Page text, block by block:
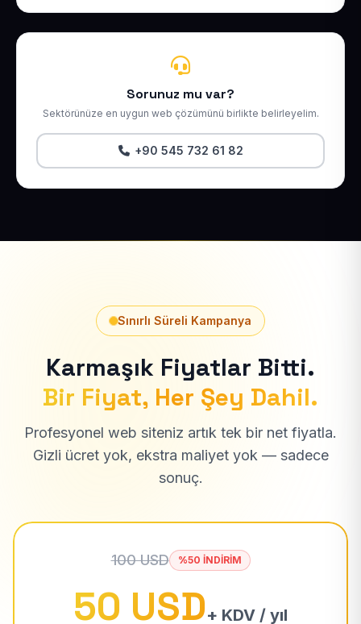
Sorunuz mu var?
Sektörünüze en uygun web çözümünü birlikte belirleyelim.
+90 545 732 61 82
Sınırlı Süreli Kampanya
Karmaşık Fiyatlar Bitti.
Bir Fiyat, Her Şey Dahil.
Profesyonel web siteniz artık tek bir net fiyatla.
Gizli ücret yok, ekstra maliyet yok — sadece
sonuç.
100 USD %50 İNDİRİM
50 USD+ KDV / yıl